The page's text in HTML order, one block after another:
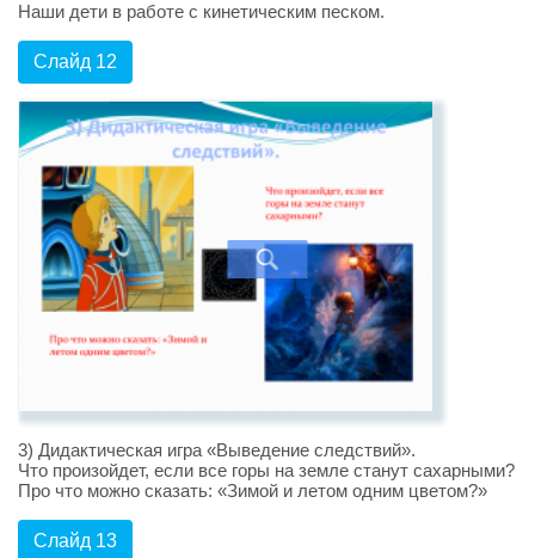
Наши дети в работе с кинетическим песком.
Слайд 12
3) Дидактическая игра «Выведение следствий».
Что произойдет, если все горы на земле станут сахарными?
Про что можно сказать: «Зимой и летом одним цветом?»
Слайд 13